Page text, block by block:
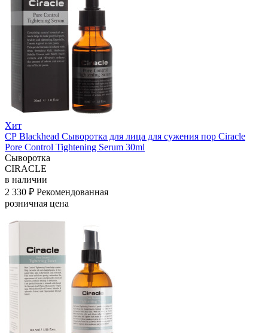
Хит
СР Blackhead Сыворотка для лица для сужения пор Ciracle
Pore Control Tightening Serum 30ml
Сыворотка
CIRACLE
в наличии
2 330 ₽ Рекомендованная
розничная цена